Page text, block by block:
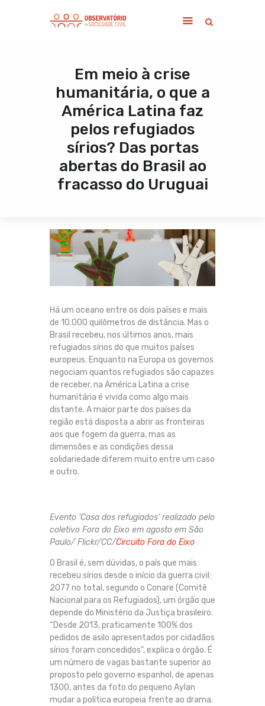
Em meio à crise
humanitária, o que a
América Latina faz
pelos refugiados
sírios? Das portas
abertas do Brasil ao
fracasso do Uruguai
Home
Sobre
Notícias
Publicações
Contato
Há um oceano entre os dois países e mais
de 10.000 quilômetros de distância. Mas o
Brasil recebeu, nos últimos anos, mais
refugiados sírios do que muitos países
europeus. Enquanto na Europa os governos
negociam quantos refugiados são capazes
de receber, na América Latina a crise
humanitária é vivida como algo mais
distante. A maior parte dos países da
região está disposta a abrir as fronteiras
aos que fogem da guerra, mas as
dimensões e as condições dessa
solidariedade diferem muito entre um caso
e outro.
Evento ‘Casa dos refugiados’ realizado pelo
coletivo Fora do Eixo em agosto em São
Paulo/ Flickr/CC/Circuito Fora do Eixo
O Brasil é, sem dúvidas, o país que mais
recebeu sírios desde o início da guerra civil:
2077 no total, segundo o Conare (Comitê
Nacional para os Refugiados), um órgão que
depende do Ministério da Justiça brasileiro.
“Desde 2013, praticamente 100% dos
pedidos de asilo apresentados por cidadãos
sírios foram concedidos”, explica o órgão. É
um número de vagas bastante superior ao
proposto pelo governo espanhol, de apenas
1300, antes da foto do pequeno Aylan
mudar a política europeia frente ao drama.